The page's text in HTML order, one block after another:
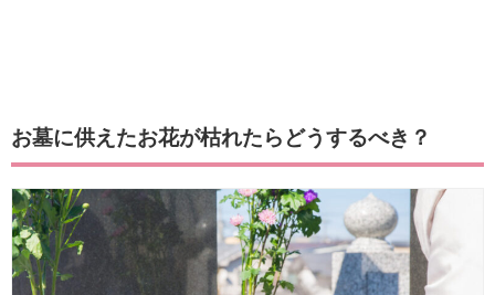
お墓に供えたお花が枯れたらどうするべき？